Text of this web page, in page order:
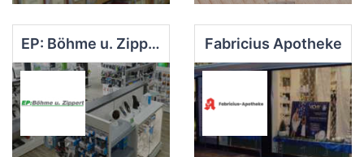
EP: Böhme u. Zippert Fabricius Apotheke